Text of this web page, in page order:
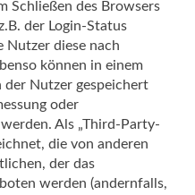
Schließen des Browsers
der Login-Status
Nutzer diese nach
können in einem
der Nutzer gespeichert
oder
Als „Third-Party-
die von anderen
der das
werden (andernfalls,